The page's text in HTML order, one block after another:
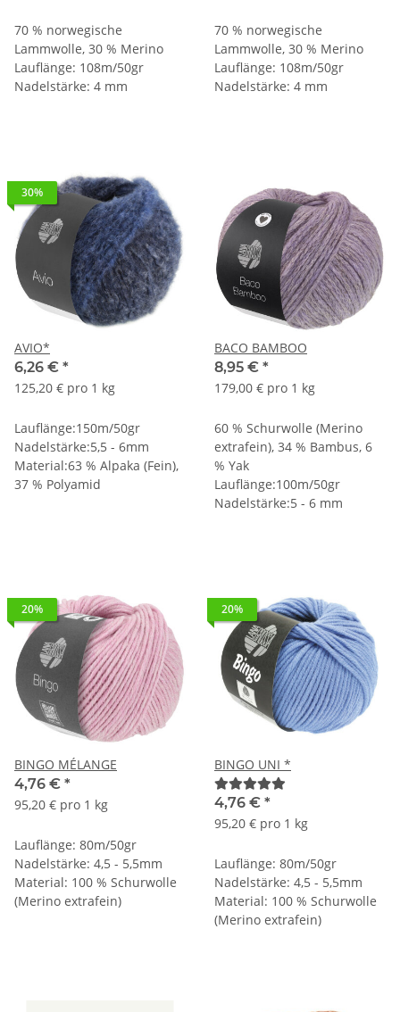
70 % norwegische
Lammwolle, 30 % Merino
Lauflänge: 108m/50gr
Nadelstärke: 4 mm
70 % norwegische
Lammwolle, 30 % Merino
Lauflänge: 108m/50gr
Nadelstärke: 4 mm
30%
AVIO*
6,26 € *
125,20 € pro 1 kg
Lauflänge:150m/50gr
Nadelstärke:5,5 - 6mm
Material:63 % Alpaka (Fein),
37 % Polyamid
BACO BAMBOO
8,95 € *
179,00 € pro 1 kg
60 % Schurwolle (Merino
extrafein), 34 % Bambus, 6
% Yak
Lauflänge:100m/50gr
Nadelstärke:5 - 6 mm
20%
BINGO MÉLANGE
4,76 € *
95,20 € pro 1 kg
Lauflänge: 80m/50gr
Nadelstärke: 4,5 - 5,5mm
Material: 100 % Schurwolle
(Merino extrafein)
20%
BINGO UNI *
4,76 € *
95,20 € pro 1 kg
Lauflänge: 80m/50gr
Nadelstärke: 4,5 - 5,5mm
Material: 100 % Schurwolle
(Merino extrafein)